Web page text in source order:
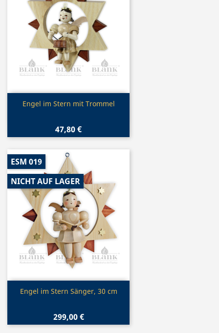
Vorschau
Engel im Stern mit Trommel
47,80 €
Vorschau
Engel im Stern Sänger, 30 cm
299,00 €
ESM 019
NICHT AUF LAGER